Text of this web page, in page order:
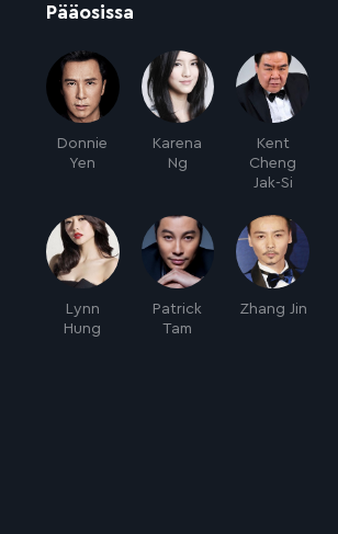
Pääosissa
Donnie
Yen
Karena
Ng
Kent
Cheng
Jak-Si
Lynn
Hung
Patrick
Tam
Zhang Jin